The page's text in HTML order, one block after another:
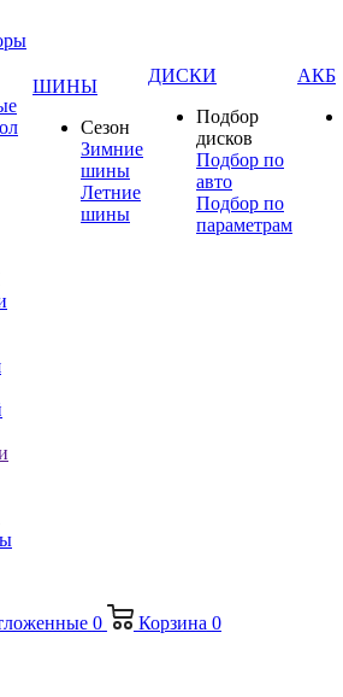
ШИНЫ
Сезон
Зимние
шины
Летние
шины
ДИСКИ
Подбор
дисков
Подбор по
авто
Подбор по
параметрам
АКБ
0 Корзина 0